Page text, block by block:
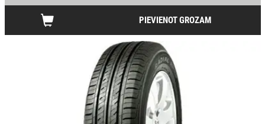
PIEVIENOT GROZAM